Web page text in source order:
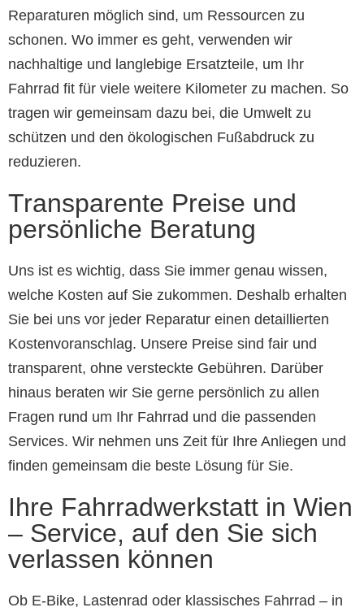
Reparaturen möglich sind, um Ressourcen zu
schonen. Wo immer es geht, verwenden wir
nachhaltige und langlebige Ersatzteile, um Ihr
Fahrrad fit für viele weitere Kilometer zu machen. So
tragen wir gemeinsam dazu bei, die Umwelt zu
schützen und den ökologischen Fußabdruck zu
reduzieren.
Transparente Preise und
persönliche Beratung
Uns ist es wichtig, dass Sie immer genau wissen,
welche Kosten auf Sie zukommen. Deshalb erhalten
Sie bei uns vor jeder Reparatur einen detaillierten
Kostenvoranschlag. Unsere Preise sind fair und
transparent, ohne versteckte Gebühren. Darüber
hinaus beraten wir Sie gerne persönlich zu allen
Fragen rund um Ihr Fahrrad und die passenden
Services. Wir nehmen uns Zeit für Ihre Anliegen und
finden gemeinsam die beste Lösung für Sie.
Ihre Fahrradwerkstatt in Wien
– Service, auf den Sie sich
verlassen können
Ob E-Bike, Lastenrad oder klassisches Fahrrad – in